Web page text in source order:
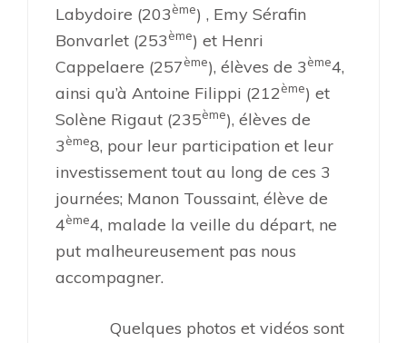
Labydoire (203ème) , Emy Sérafin
Bonvarlet (253ème) et Henri
Cappelaere (257ème), élèves de 3ème4,
ainsi qu’à Antoine Filippi (212ème) et
Solène Rigaut (235ème), élèves de
3ème8, pour leur participation et leur
investissement tout au long de ces 3
journées; Manon Toussaint, élève de
4ème4, malade la veille du départ, ne
put malheureusement pas nous
accompagner.
Quelques photos et vidéos sont